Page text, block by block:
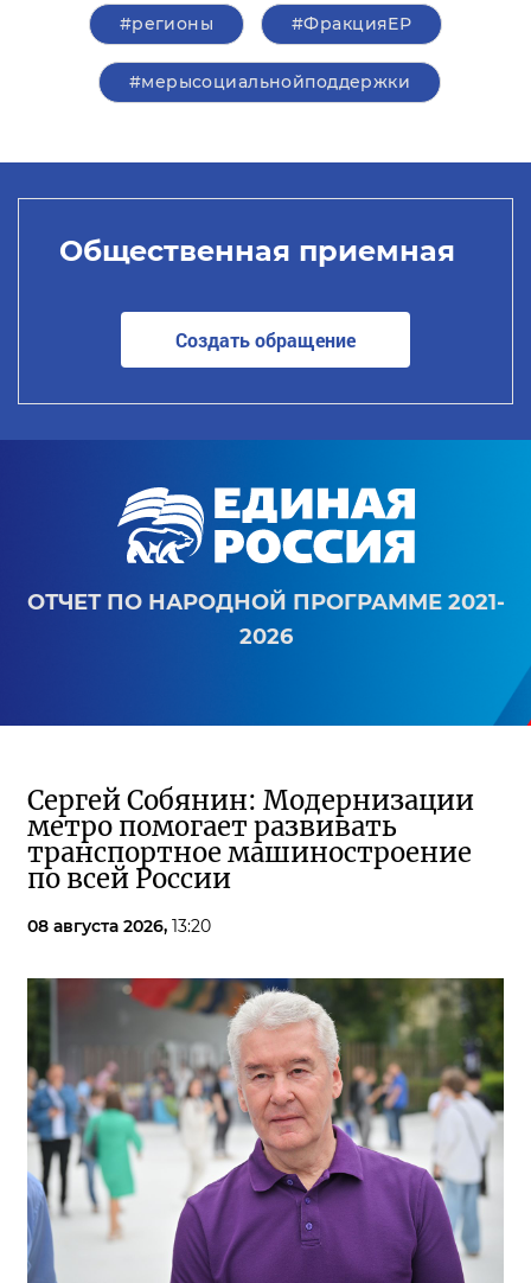
#регионы #ФракцияЕР
#мерысоциальнойподдержки
Общественная приемная
Создать обращение
ОТЧЕТ ПО НАРОДНОЙ ПРОГРАММЕ 2021-
2026
Сергей Собянин: Модернизации
метро помогает развивать
транспортное машиностроение
по всей России
08 августа 2026, 13:20